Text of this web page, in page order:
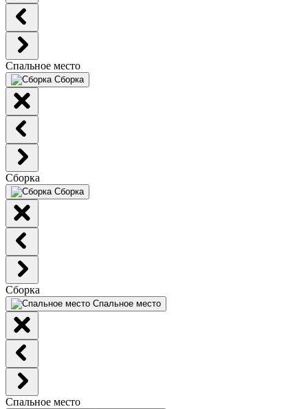
Спальное место
Сборка
Сборка
Сборка
Сборка
Спальное место
Спальное место